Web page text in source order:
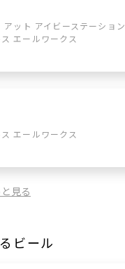
ット アイビーステーション
エールワークス
エールワークス
見る
ビール